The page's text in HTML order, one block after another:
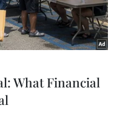
What Financial